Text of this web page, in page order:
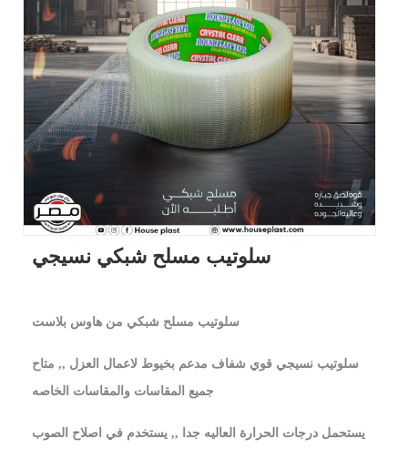
سلوتيب مسلح شبكي نسيجي
سلوتيب مسلح شبكي من هاوس بلاست
سلوتيب نسيجي قوي شفاف مدعم بخيوط لاعمال العزل ,, متاح
جميع المقاسات والمقاسات الخاصه
يستحمل درجات الحرارة العاليه جدا ,, يستخدم في اصلاح الصوب